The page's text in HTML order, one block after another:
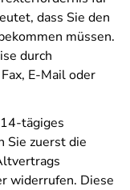
dass Sie den
müssen.
durch
E-Mail oder
tägiges
Sie zuerst die
widerrufen. Diese